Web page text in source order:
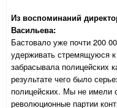
Из воспоминаний
Васильева:
Бастовало уже почти 200
удерживать стремящуюся
забрасывала полицейских
результате чего было
полицейских. Мы не имели
революционные партии